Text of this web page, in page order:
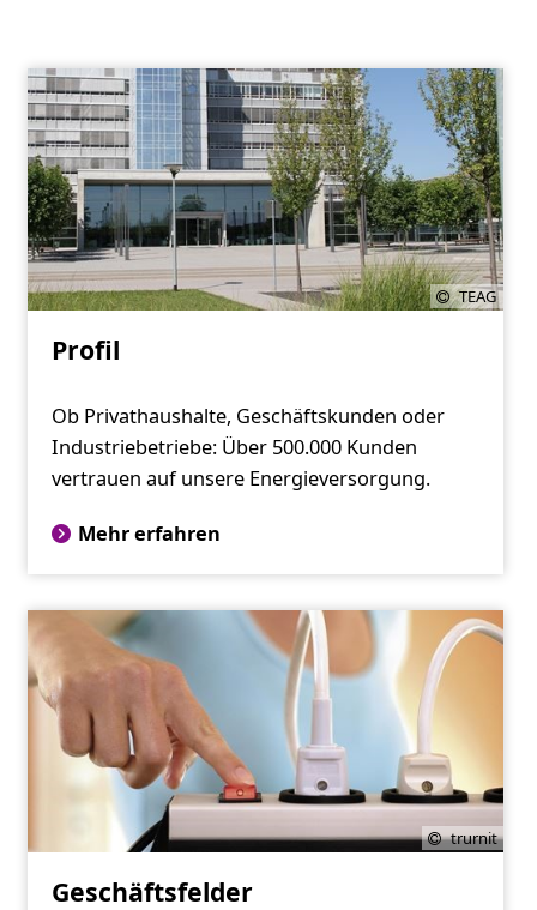
TEAG
Profil
Ob Privathaushalte, Geschäftskunden oder
Industriebetriebe: Über 500.000 Kunden
vertrauen auf unsere Energieversorgung.
Mehr erfahren
trurnit
Geschäftsfelder